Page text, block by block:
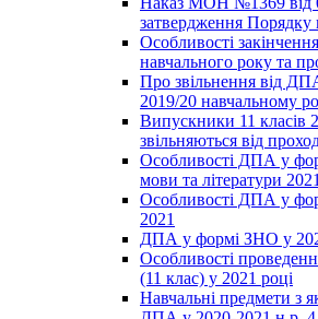
затвердження Порядку
Особливості
навчального року та
Про звільнення від
2019/20 навчальному
Випускники 11 класів
звільняються від
Особливості ДПА у
мови та літератури 2021
Особливості ДПА у
2021
ДПА у формі ЗНО у
Особливості
(11 клас) у 2021 році
Навчальні предмети з